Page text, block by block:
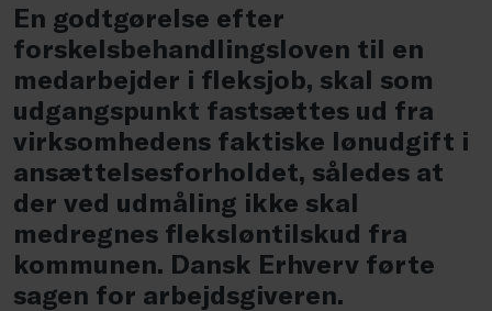
En godtgørelse efter
forskelsbehandlingsloven til en
medarbejder i fleksjob, skal som
udgangspunkt fastsættes ud fra
virksomhedens faktiske lønudgift i
ansættelsesforholdet, således at
der ved udmåling ikke skal
medregnes fleksløntilskud fra
kommunen. Dansk Erhverv førte
sagen for arbejdsgiveren.